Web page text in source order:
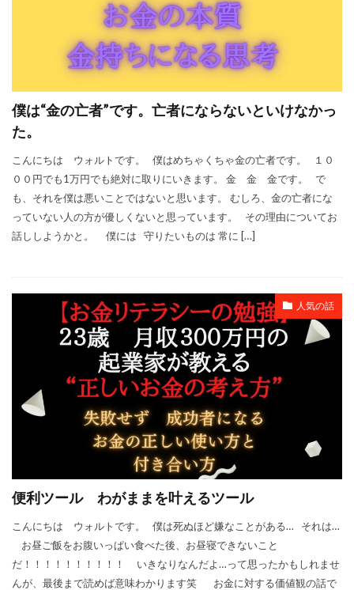
僕は“金の亡者”です。亡者にならないといけなかっ
た。
こんにちは ウォルトです。 僕はめちゃくちゃ金の亡者です。 １０
００円でも1万円でも絶対に取りにいきます。 金 金 金です。 で
も、それを僕は悪いことではないと思います。 むしろ、金の亡者にな
っていない人の方が優しくないと思っています。 その理由についてお
話ししようかと。 僕には 守りたいものは 常に […]
人気の話
便利ツール わがままを叶えるツール
こんにちは ウォルトです。 僕は死ぬほど嫌なことがある… それは…
お昼ご飯をお腹いっぱい食べた後、お昼寝できないこと
だ！！！！！！！！！！ いきなりなんだよ…って思ったかもしれませ
んが、最後まで読めば意味わかります笑 お金に対する価値観の話で